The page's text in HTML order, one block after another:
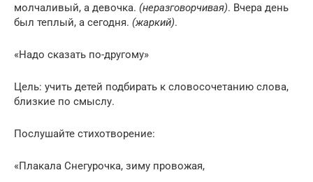
молчаливый, а девочка. (неразговорчивая). Вчера день
был теплый, а сегодня. (жаркий).
«Надо сказать по-другому»
Цель: учить детей подбирать к словосочетанию слова,
близкие по смыслу.
Послушайте стихотворение:
«Плакала Снегурочка, зиму провожая,